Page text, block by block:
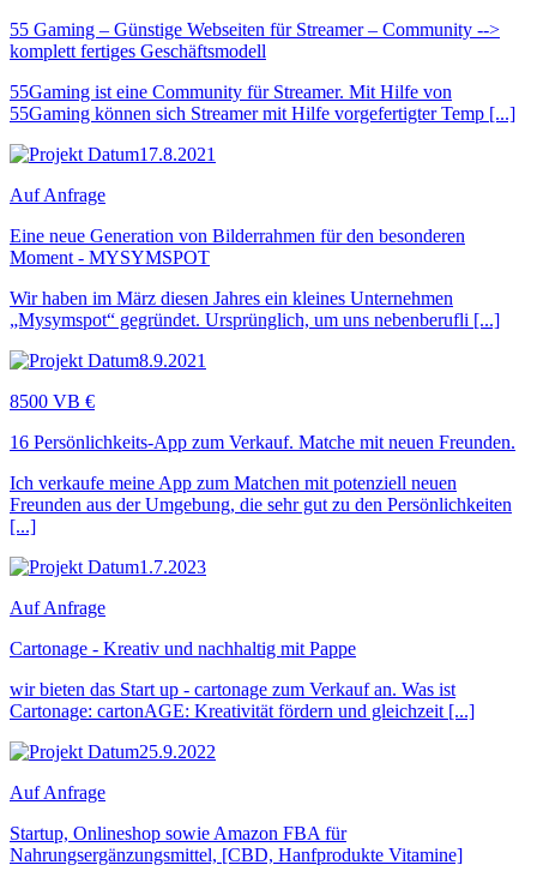
55 Gaming – Günstige Webseiten für Streamer – Community -->
komplett fertiges Geschäftsmodell
55Gaming ist eine Community für Streamer. Mit Hilfe von
55Gaming können sich Streamer mit Hilfe vorgefertigter Temp [...]
17.8.2021
Auf Anfrage
Eine neue Generation von Bilderrahmen für den besonderen
Moment - MYSYMSPOT
Wir haben im März diesen Jahres ein kleines Unternehmen
„Mysymspot“ gegründet. Ursprünglich, um uns nebenberufli [...]
8.9.2021
8500 VB €
16 Persönlichkeits-App zum Verkauf. Matche mit neuen Freunden.
Ich verkaufe meine App zum Matchen mit potenziell neuen
Freunden aus der Umgebung, die sehr gut zu den Persönlichkeiten
[...]
1.7.2023
Auf Anfrage
Cartonage - Kreativ und nachhaltig mit Pappe
wir bieten das Start up - cartonage zum Verkauf an. Was ist
Cartonage: cartonAGE: Kreativität fördern und gleichzeit [...]
25.9.2022
Auf Anfrage
Startup, Onlineshop sowie Amazon FBA für
Nahrungsergänzungsmittel, [CBD, Hanfprodukte Vitamine]